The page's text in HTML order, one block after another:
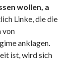
wollen, a
Linke, die die
von
anklagen.
ist, wird sich